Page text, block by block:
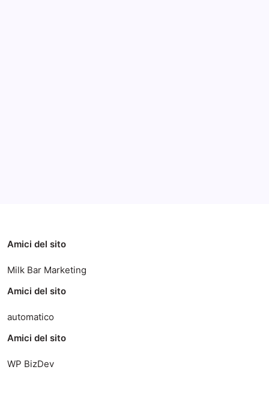
Amici del sito
Milk Bar Marketing
Amici del sito
automatico
Amici del sito
WP BizDev